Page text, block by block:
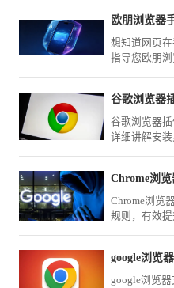
欧朋浏览器
想知道网页
指导您欧朋
谷歌浏览器
谷歌浏览器
详细讲解安
Chrome浏览
规则，有效
验。
google浏览
google浏览